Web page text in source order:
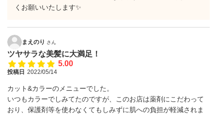
くお願いいたします✨
まえのり さん
ツヤサラな美髪に大満足！
5.00
投稿日 2022/05/14
カット&カラーのメニューでした。
いつもカラーでしみてたのですが、このお店は薬剤にこだわって
おり、保護剤等を使わなくてもしみずに肌への負担が軽減されま